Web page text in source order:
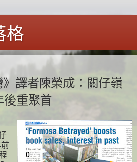
格
》譯者陳榮成：關仔嶺
後重聚首